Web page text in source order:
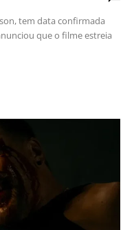
tem data confirmada
que o filme estreia